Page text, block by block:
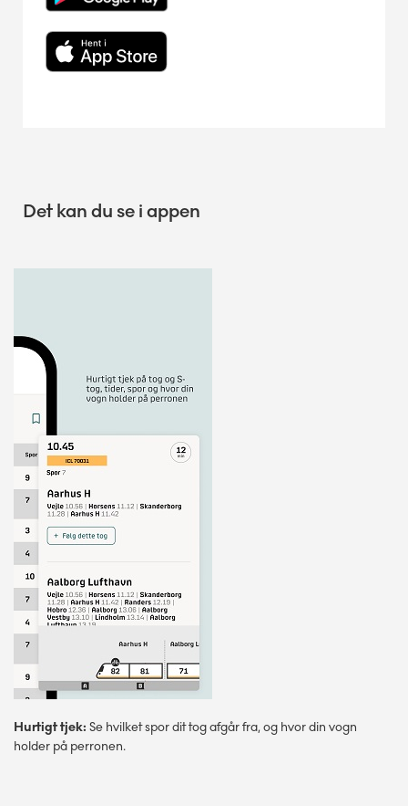
Det kan du se i appen
Hurtigt tjek: Se hvilket spor dit tog afgår fra, og hvor din vogn
holder på perronen.